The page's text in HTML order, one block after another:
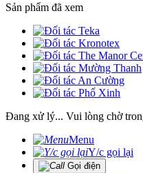
Sản phẩm đã xem
Đang xử lý... Vui lòng chờ
Menu
Y/c gọi lại
Gọi điện